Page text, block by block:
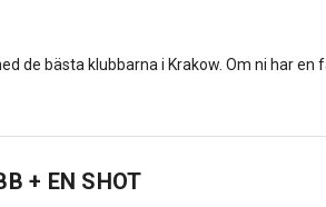
de bästa klubbarna i Krakow. Om ni har en
+ EN SHOT